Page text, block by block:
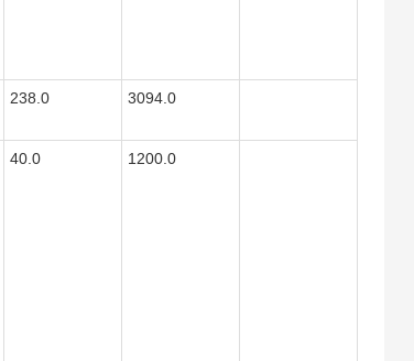
238.0 3094.0
40.0 1200.0